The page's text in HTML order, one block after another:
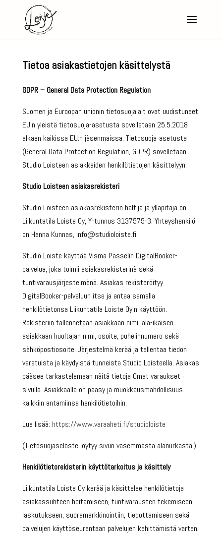
Tietoa asiakastietojen käsittelystä
GDPR – General Data Protection Regulation
Suomen ja Euroopan unionin tietosuojalait ovat uudistuneet.
EU:n yleistä tietosuoja-asetusta sovelletaan 25.5.2018
alkaen kaikissa EU:n jäsenmaissa. Tietosuoja-asetusta
(General Data Protection Regulation, GDPR) sovelletaan
Studio Loisteen asiakkaiden henkilötietojen käsittelyyn.
Studio Loisteen asiakasrekisteri
Studio Loisteen asiakasrekisterin haltija ja ylläpitäjä on
Liikuntatila Loiste Oy, Y-tunnus 3137575-3. Yhteyshenkilö
on Hanna Kunnas, info@studioloiste.fi.
Studio Loiste käyttää Visma Passelin DigitalBooker-
palvelua, joka toimii asiakasrekisterinä sekä
tuntivarausjärjestelmänä. Asiakas rekisteröityy
DigitalBooker-palveluun itse ja antaa samalla
henkilötietonsa Liikuntatila Loiste Oy:n käyttöön.
Rekisteriin tallennetaan asiakkaan nimi, ala-ikäisen
asiakkaan huoltajan nimi, osoite, puhelinnumero sekä
sähköpostiosoite. Järjestelmä kerää ja tallentaa tiedon
varatuista ja käydyistä tunneista Studio Loisteella. Asiakas
pääsee tarkastelemaan näitä tietoja Omat varaukset -
sivulla. Asiakkaalla on pääsy ja muokkausmahdollisuus
kaikkiin antamiinsa henkilötietoihin.
Lue lisää: https://www.varaaheti.fi/studioloiste
(Tietosuojaseloste löytyy sivun vasemmasta alanurkasta.)
Henkilötietorekisterin käyttötarkoitus ja käsittely
Liikuntatila Loiste Oy kerää ja käsittelee henkilötietoja
asiakassuhteen hoitamiseen, tuntivarausten tekemiseen,
laskutukseen, suoramarkkinointiin, tiedottamiseen sekä
palvelujen käyttöseurantaan palvelujen kehittämistä varten.